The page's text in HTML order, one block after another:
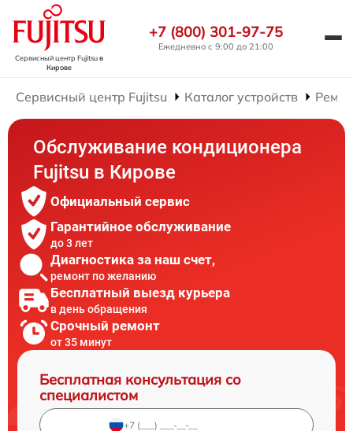
Сервисный центр Fujitsuв
Кирове
+7 (800) 301-97-75
Ежедневно с 9:00 до 21:00
Сервисный центр Fujitsu Каталог устройств
Обслуживание кондиционера
Fujitsu в Кирове
Официальный сервис
Гарантийное обслуживание
до 3 лет
Диагностика за наш счет,
ремонт по желанию
Бесплатный выезд курьера
в день обращения
Срочный ремонт
от 35 минут
Бесплатная консультация со
специалистом